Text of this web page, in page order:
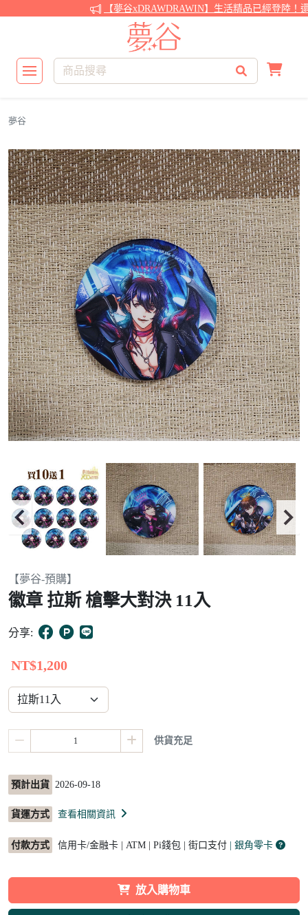
【夢谷xDRAWDRAWIN】生活精品已經登陸！還
夢谷
Item
2
of
10
【夢谷-預購】
徽章 拉斯 槍擊大對決 11入
分享:
NT$1,200
供貨充足
預計出貨 2026-09-18
貨運方式 查看相關資訊
付款方式 信用卡/金融卡 | ATM | Pi錢包 | 街口支付 | 銀角零卡
放入購物車